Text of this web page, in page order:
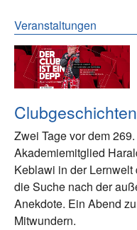
Veranstaltungen
Clubgeschichten
Zwei Tage vor dem
Akademiemitglied
Keblawi in der
die Suche nach der
Anekdote. Ein Abend
Mitwundern.